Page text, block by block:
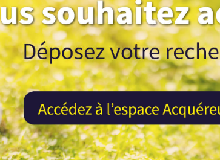
139 200 €
45 m² 0 m² 1 1
- AJP Immobilier Mérignac
Merignac
61 m²
REFGG4570 -